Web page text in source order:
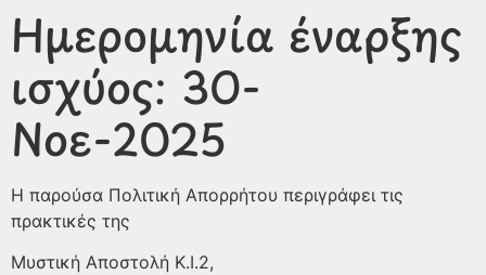
Ημερομηνία έναρξης
ισχύος: 30-
Νοε-2025
Η παρούσα Πολιτική Απορρήτου περιγράφει τις
πρακτικές της
Μυστική Αποστολή Κ.Ι.2,